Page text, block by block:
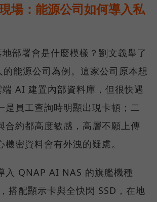
場：能源公司如何導入私
部署會是什麼模樣？劉文義舉了
能源公司為例。這家公司原本想
AI 建置內部資料庫，但很快遇
是員工查詢時明顯出現卡頓；二
合約都高度敏感，高層不願上傳
機密資料會有外洩的疑慮。
入 QNAP AI NAS 的旗艦機種
搭配顯示卡與全快閃 SSD，在地